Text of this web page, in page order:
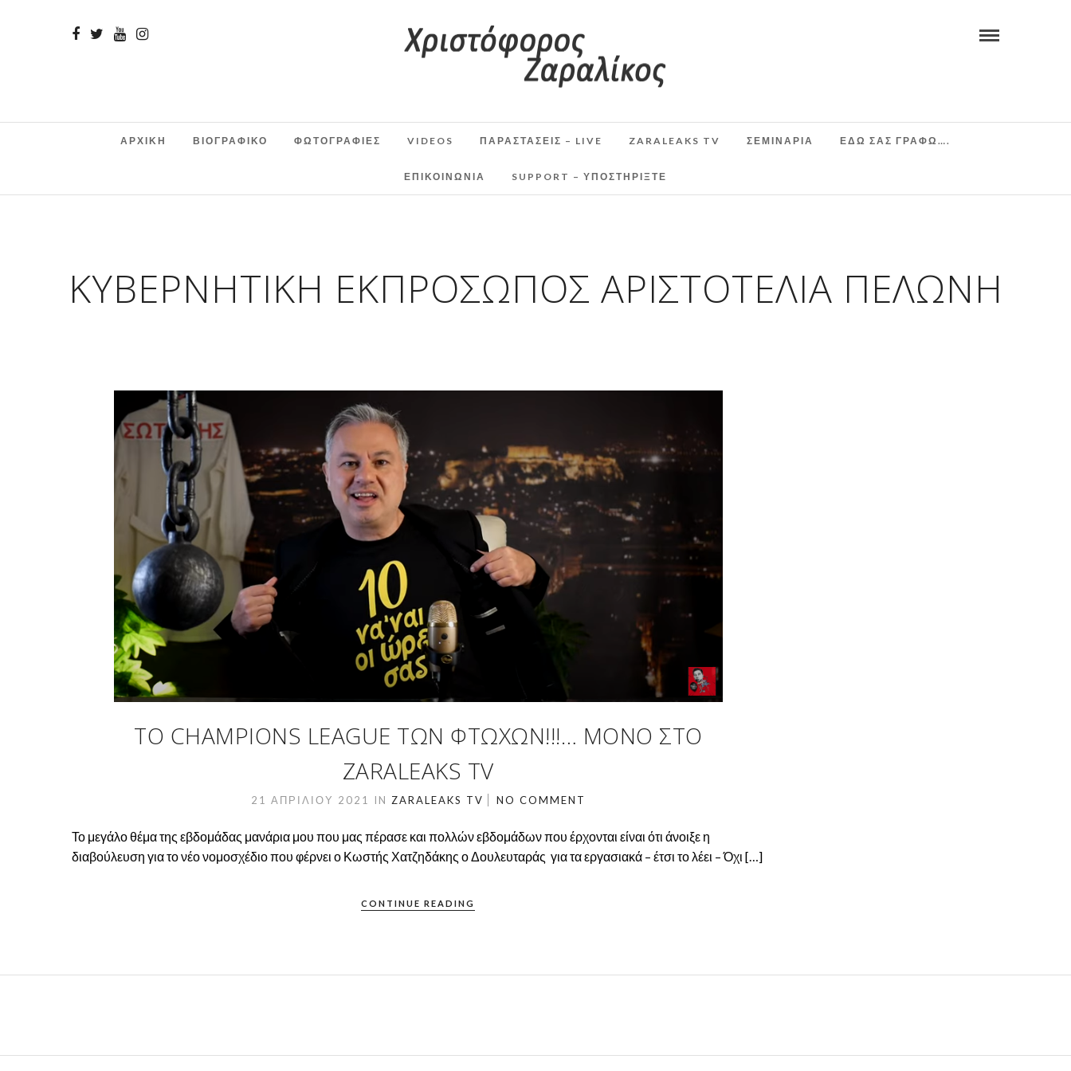
ΑΡΧΙΚΗ ΒΙΟΓΡΑΦΙΚΟ ΦΩΤΟΓΡΑΦΙΕΣ VIDEOS ΠΑΡΑΣΤΆΣΕΙΣ – LIVE ZARALEAKS TV ΣΕΜΙΝΆΡΙΑ ΕΔΩ ΣΑΣ ΓΡΑΦΩ….
ΕΠΙΚΟΙΝΩΝΙΑ SUPPORT – ΥΠΟΣΤΗΡΊΞΤΕ
ΚΥΒΕΡΝΗΤΙΚΉ ΕΚΠΡΌΣΩΠΟΣ ΑΡΙΣΤΟΤΕΛΊΑ ΠΕΛΏΝΗ
ΤΟ CHAMPIONS LEAGUE ΤΩΝ ΦΤΩΧΏΝ!!!… ΜΌΝΟ ΣΤΟ
ZARALEAKS TV
21 ΑΠΡΙΛΊΟΥ 2021 IN ZARALEAKS TV NO COMMENT
Το μεγάλο θέμα της εβδομάδας μανάρια μου που μας πέρασε και πολλών εβδομάδων που έρχονται είναι ότι άνοιξε η
διαβούλευση για το νέο νομοσχέδιο που φέρνει ο Κωστής Χατζηδάκης ο Δουλευταράς για τα εργασιακά – έτσι το λέει – Όχι […]
CONTINUE READING